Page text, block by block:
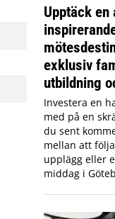
Upptäck en
exklusiv
utbildning
Investera en
med på en
du sent
mellan att
upplägg eller
middag i